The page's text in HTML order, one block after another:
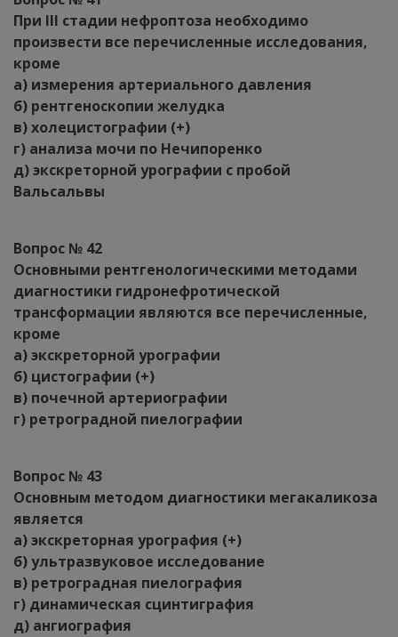
При III стадии нефроптоза необходимо
произвести все перечисленные исследования,
кроме
а) измерения артериального давления
б) рентгеноскопии желудка
в) холецистографии (+)
г) анализа мочи по Нечипоренко
д) экскреторной урографии с пробой
Вальсальвы
Вопрос № 42
Основными рентгенологическими методами
диагностики гидронефротической
трансформации являются все перечисленные,
кроме
а) экскреторной урографии
б) цистографии (+)
в) почечной артериографии
г) ретроградной пиелографии
Вопрос № 43
Основным методом диагностики мегакаликоза
является
а) экскреторная урография (+)
б) ультразвуковое исследование
в) ретроградная пиелография
г) динамическая сцинтиграфия
д) ангиография